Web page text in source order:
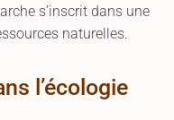
s’inscrit dans une
naturelles.
l’écologie